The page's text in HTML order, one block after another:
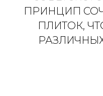
ПРИНЦИП
ПЛИТОК,